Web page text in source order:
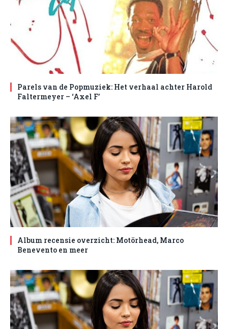
Parels van de Popmuziek: Het verhaal achter Harold
Faltermeyer – ‘Axel F’
Album recensie overzicht: Motörhead, Marco
Benevento en meer